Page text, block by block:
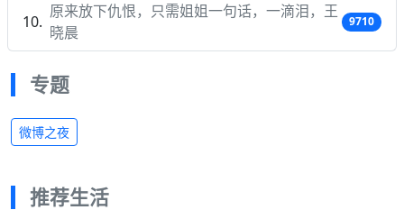
原来放下仇恨，只需姐姐一句话，一滴泪，王
晓晨
9710
专题
微博之夜
推荐生活